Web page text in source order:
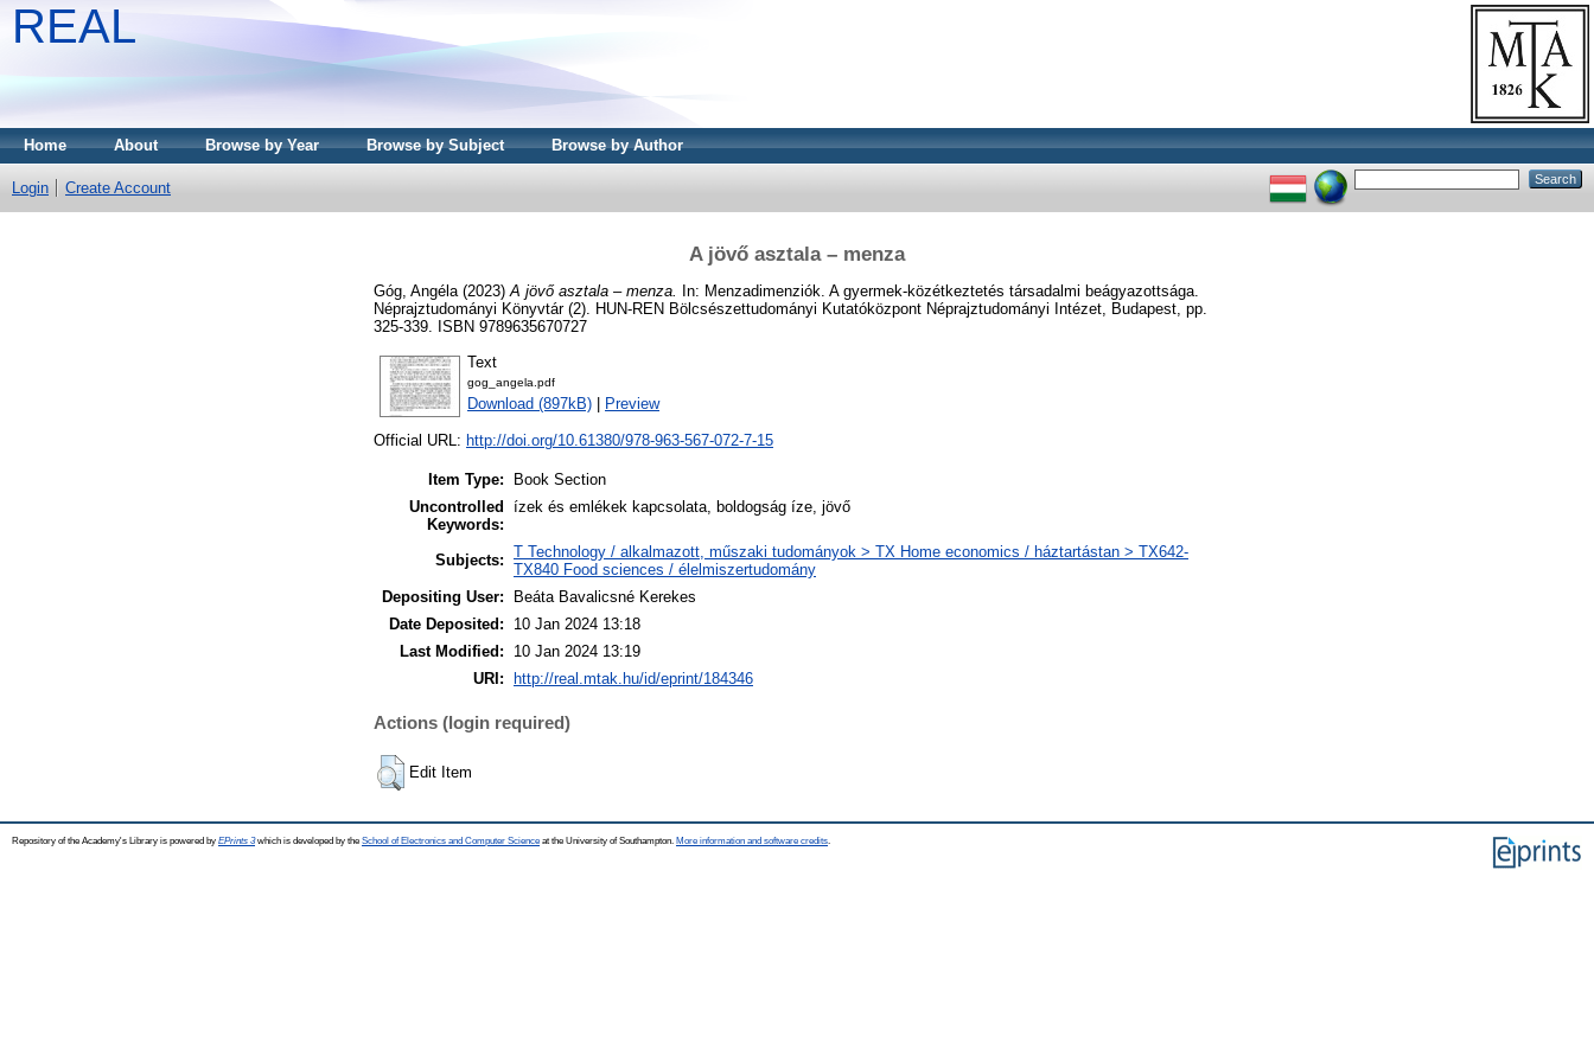
REAL
Home About Browse by Year Browse by Subject Browse by Author
Login Create Account
A jövő asztala – menza
Góg, Angéla (2023) A jövő asztala – menza. In: Menzadimenziók. A gyermek-közétkeztetés társadalmi beágyazottsága.
Néprajztudományi Könyvtár (2). HUN-REN Bölcsészettudományi Kutatóközpont Néprajztudományi Intézet, Budapest, pp.
325-339. ISBN 9789635670727
Text
gog_angela.pdf
Download (897kB) Preview
Official URL: http://doi.org/10.61380/978-963-567-072-7-15
Item Type:
Book Section
Uncontrolled
Keywords:
ízek és emlékek kapcsolata, boldogság íze, jövő
Subjects: T Technology / alkalmazott, műszaki tudományok > TX Home economics / háztartástan > TX642-
TX840 Food sciences / élelmiszertudomány
Depositing User:
Beáta Bavalicsné Kerekes
Date Deposited:
10 Jan 2024 13:18
Last Modified:
10 Jan 2024 13:19
URI:
http://real.mtak.hu/id/eprint/184346
Actions (login required)
Edit Item
Repository of the Academy's Library is powered by EPrints 3which is developed by the School of Electronics and Computer Science at the University of Southampton. More information and software credits